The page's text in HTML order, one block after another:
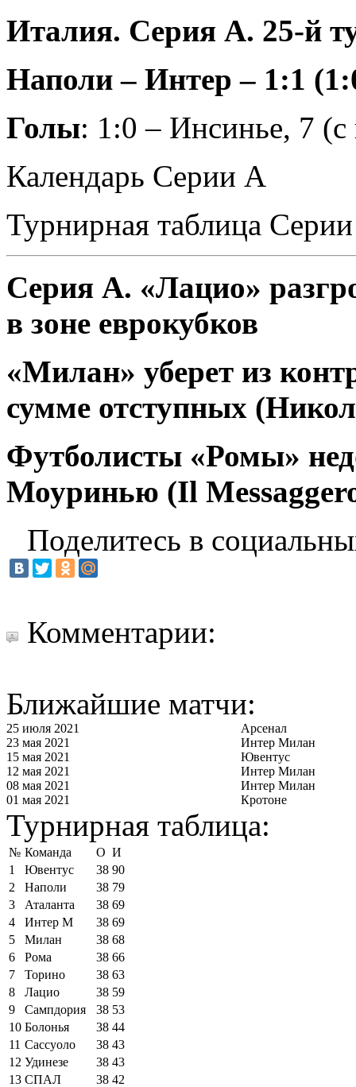
Италия. Серия А. 25-й
Наполи – Интер – 1:1
Голы: 1:0 – Инсинье, 7
Календарь Серии А
Турнирная таблица
Серия А. «Лацио»
в зоне еврокубков
«Милан» уберет из
сумме отступных
Футболисты «Ромы»
Моуринью (Il
Поделитесь в
Комментарии:
Ближайшие матчи:
25 июля 2021
Арсенал
23 мая 2021
Интер Милан
15 мая 2021
Ювентус
12 мая 2021
Интер Милан
08 мая 2021
Интер Милан
01 мая 2021
Кротоне
Турнирная таблица:
№ Команда О И
1
Ювентус 38 90
2
Наполи 38 79
3
Аталанта 38 69
4
Интер М 38 69
5
Милан 38 68
6
Рома 38 66
7
Торино 38 63
8
Лацио 38 59
9
Сампдория 38 53
10 Болонья 38 44
11 Сассуоло 38 43
12 Удинезе 38 43
13 СПАЛ 38 42